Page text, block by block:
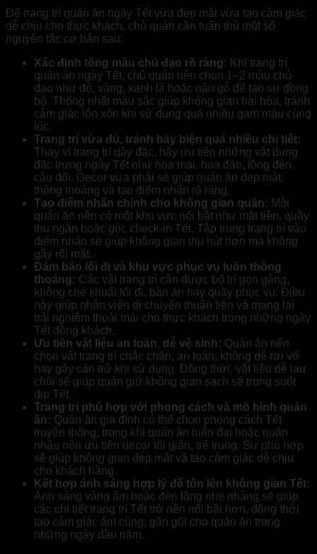
Để trang trí quán ăn ngày Tết vừa đẹp mắt vừa tạo cảm giác
dễ chịu cho thực khách, chủ quán cần tuân thủ một số
nguyên tắc cơ bản sau:
Xác định tông màu chủ đạo rõ ràng: Khi trang trí
quán ăn ngày Tết, chủ quán nên chọn 1–2 màu chủ
đạo như đỏ, vàng, xanh lá hoặc nâu gỗ để tạo sự đồng
bộ. Thống nhất màu sắc giúp không gian hài hòa, tránh
cảm giác lộn xộn khi sử dụng quá nhiều gam màu cùng
lúc.
Trang trí vừa đủ, tránh bày biện quá nhiều chi tiết:
Thay vì trang trí dày đặc, hãy ưu tiên những vật dụng
đặc trưng ngày Tết như hoa mai, hoa đào, lồng đèn,
câu đối. Decor vừa phải sẽ giúp quán ăn đẹp mắt,
thông thoáng và tạo điểm nhấn rõ ràng.
Tạo điểm nhấn chính cho không gian quán: Mỗi
quán ăn nên có một khu vực nổi bật như mặt tiền, quầy
thu ngân hoặc góc check-in Tết. Tập trung trang trí vào
điểm nhấn sẽ giúp không gian thu hút hơn mà không
gây rối mắt.
Đảm bảo lối đi và khu vực phục vụ luôn thông
thoáng: Các vật trang trí cần được bố trí gọn gàng,
không che khuất lối đi, bàn ăn hay quầy phục vụ. Điều
này giúp nhân viên di chuyển thuận tiện và mang lại
trải nghiệm thoải mái cho thực khách trong những ngày
Tết đông khách.
Ưu tiên vật liệu an toàn, dễ vệ sinh: Quán ăn nên
chọn vật trang trí chắc chắn, an toàn, không dễ rơi vỡ
hay gây cản trở khi sử dụng. Đồng thời, vật liệu dễ lau
chùi sẽ giúp quán giữ không gian sạch sẽ trong suốt
dịp Tết.
Trang trí phù hợp với phong cách và mô hình quán
ăn: Quán ăn gia đình có thể chọn phong cách Tết
truyền thống, trong khi quán ăn hiện đại hoặc quán
nhậu nên ưu tiên decor tối giản, trẻ trung. Sự phù hợp
sẽ giúp không gian đẹp mắt và tạo cảm giác dễ chịu
cho khách hàng.
Kết hợp ánh sáng hợp lý để tôn lên không gian Tết:
Ánh sáng vàng ấm hoặc đèn lồng nhẹ nhàng sẽ giúp
các chi tiết trang trí Tết trở nên nổi bật hơn, đồng thời
tạo cảm giác ấm cúng, gần gũi cho quán ăn trong
những ngày đầu năm.